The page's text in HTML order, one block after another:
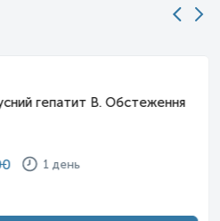
гепатит B. Обстеження
1 день